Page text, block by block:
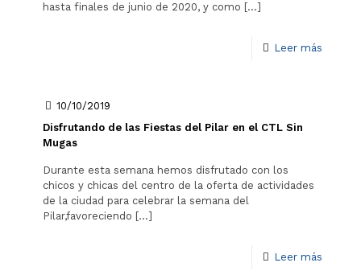
hasta finales de junio de 2020, y como […]
Leer más
10/10/2019
Disfrutando de las Fiestas del Pilar en el CTL Sin
Mugas
Durante esta semana hemos disfrutado con los
chicos y chicas del centro de la oferta de actividades
de la ciudad para celebrar la semana del
Pilar,favoreciendo […]
Leer más